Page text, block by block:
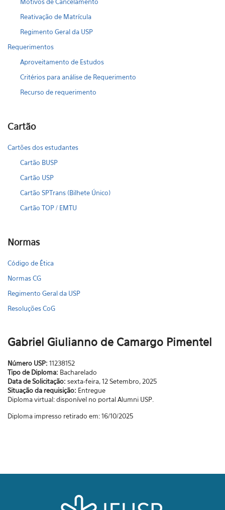
Reativação de Matrícula
Regimento Geral da USP
Requerimentos
Aproveitamento de Estudos
Critérios para análise de Requerimento
Recurso de requerimento
Cartão
Cartões dos estudantes
Cartão BUSP
Cartão USP
Cartão SPTrans (Bilhete Único)
Cartão TOP / EMTU
Normas
Código de Ética
Normas CG
Regimento Geral da USP
Resoluções CoG
Gabriel Giulianno de Camargo Pimentel
Número USP: 11238152
Tipo de Diploma: Bacharelado
Data de Solicitação: sexta-feira, 12 Setembro, 2025
Situação da requisição: Entregue
Diploma virtual: disponível no portal Alumni USP.
Diploma impresso retirado em: 16/10/2025